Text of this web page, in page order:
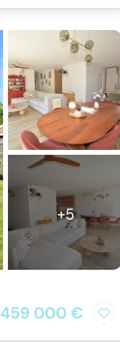
+5
459 000 €